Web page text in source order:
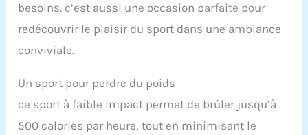
besoins. c’est aussi une occasion parfaite pour
redécouvrir le plaisir du sport dans une ambiance
conviviale.
Un sport pour perdre du poids
ce sport à faible impact permet de brûler jusqu’à
500 calories par heure, tout en minimisant le